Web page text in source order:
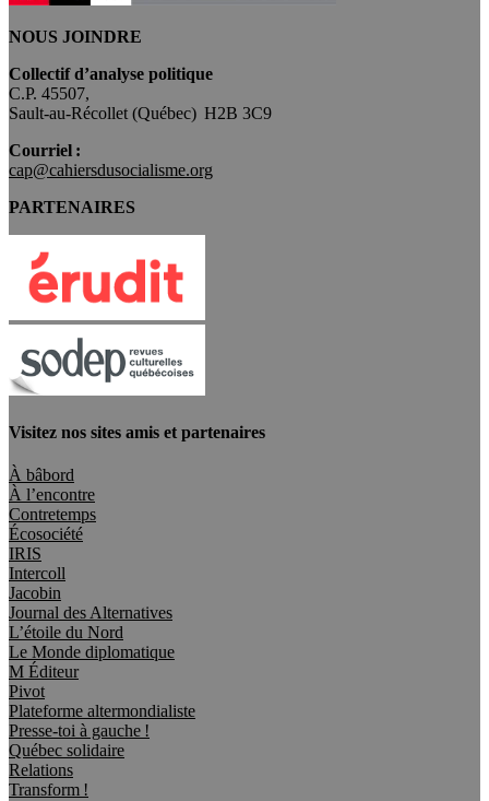
NOUS JOINDRE
Collectif d’analyse politique
C.P. 45507,
Sault-au-Récollet (Québec) H2B 3C9
Courriel :
cap@cahiersdusocialisme.org
PARTENAIRES
Visitez nos sites amis et partenaires
À bâbord
À l’encontre
Contretemps
Écosociété
IRIS
Intercoll
Jacobin
Journal des Alternatives
L’étoile du Nord
Le Monde diplomatique
M Éditeur
Pivot
Plateforme altermondialiste
Presse-toi à gauche !
Québec solidaire
Relations
Transform !